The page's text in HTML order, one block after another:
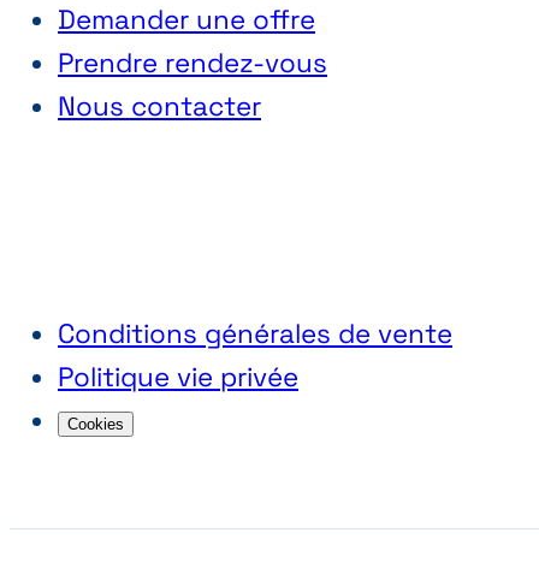
Conditions générales de vente
Politique vie privée
Cookies
Demander une offre
Prendre rendez-vous
Nous contacter